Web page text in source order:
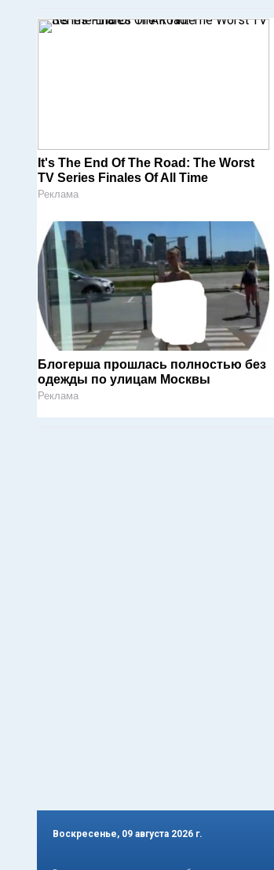
It's The End Of The Road: The Worst
TV Series Finales Of All Time
Реклама
Блогерша прошлась полностью без
одежды по улицам Москвы
Реклама
Воскресенье, 09 августа 2026 г.